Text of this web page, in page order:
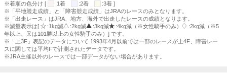
※着順の色分け [
:1着 :2着
:3着 ]
※「平地競走成績」と「障害競走成績」はJRAのレースのみとなります。
※「出走レース」はJRA、地方、海外で出走したレースの成績となります。
※減量表示は[
:1kg減 :2kg減 :3kg減 :4kg減（※女性騎手のみ）
:2kg減（※5
年以上、又は101勝以上の女性騎手のみ）] です。
※「上3F」表記のデータについて 1993年4月以前では一部のレースが上4F、障害レー
スに関しては平均Fで計測されたデータです。
※JRA主催以外のレースでは一部データがない場合があります。